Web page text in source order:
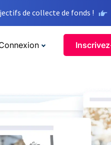
de collecte de fonds !